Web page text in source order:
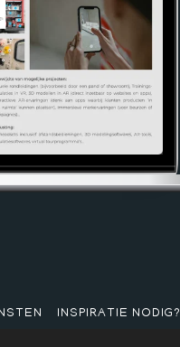
INSPIRATIE NODIG?